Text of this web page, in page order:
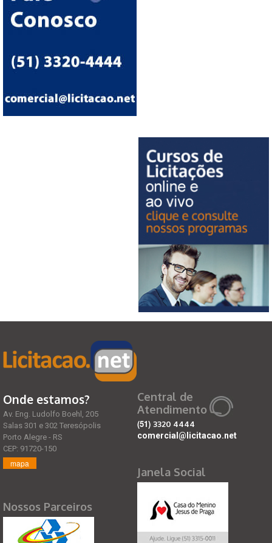
Onde estamos?
Av. Eng. Ludolfo Boehl, 205
Salas 301 e 302 Teresópolis
Porto Alegre - RS
CEP: 91720-150
mapa
Nossos Parceiros
Central de
Atendimento
(51) 3320 4444
comercial@licitacao.net
Janela Social